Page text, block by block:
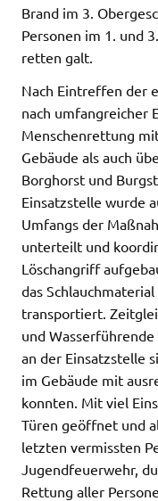
Brand im 3.
Personen im 1. und
retten galt.
Nach Eintreffen der
nach umfangreicher
Menschenrettung
Gebäude als auch
Borghorst und
Einsatzstelle wurde
Umfangs der
unterteilt und
Löschangriff
das
transportiert.
und
an der Einsatzstelle
im Gebäude mit
konnten. Mit viel
Türen geöffnet und
letzten vermissten
Jugendfeuerwehr,
Rettung aller